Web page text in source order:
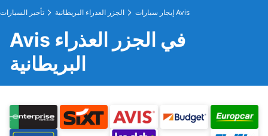
تأجير السيارات الجزر العذراء البريطانية إيجار سيارات Avis
Avis في الجزر العذراء
البريطانية